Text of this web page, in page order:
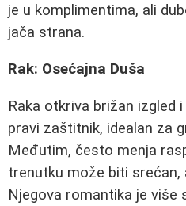
je u komplimentima, ali
jača strana.
Rak: Osećajna Duša
Raka otkriva brižan izgled
pravi zaštitnik, idealan za
Međutim, često menja
trenutku može biti srećan,
Njegova romantika je više